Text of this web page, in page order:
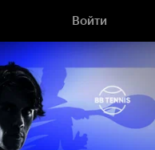
Войти